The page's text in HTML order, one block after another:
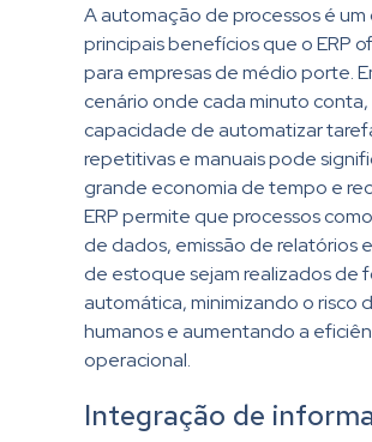
A automação de processos é um
principais benefícios que o ERP
para empresas de médio porte.
cenário onde cada minuto conta,
capacidade de automatizar
repetitivas e manuais pode
grande economia de tempo e
ERP permite que processos
de dados, emissão de relatórios
de estoque sejam realizados de
automática, minimizando o risco
humanos e aumentando a
operacional.
Integração de